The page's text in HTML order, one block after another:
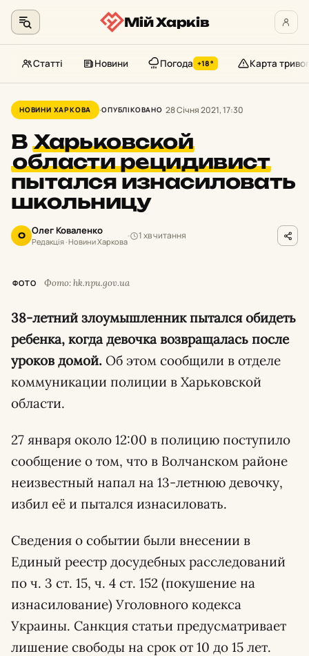
до
контенту
Мій Харків
Статті Новини Погода +18° Карта тривог
НОВИНИ ХАРКОВА ОПУБЛІКОВАНО 28 Січня 2021, 17:30
В Харьковской
области рецидивист
пытался изнасиловать
школьницу
О Олег Коваленко
Редакція · Новини Харкова
1 хв читання
ФОТО Фото: hk.npu.gov.ua
38-летний злоумышленник пытался обидеть
ребенка, когда девочка возвращалась после
уроков домой. Об этом сообщили в отделе
коммуникации полиции в Харьковской
области.
27 января около 12:00 в полицию поступило
сообщение о том, что в Волчанском районе
неизвестный напал на 13-летнюю девочку,
избил её и пытался изнасиловать.
Сведения о событии были внесении в
Единый реестр досудебных расследований
по ч. 3 ст. 15, ч. 4 ст. 152 (покушение на
изнасилование) Уголовного кодекса
Украины. Санкция статьи предусматривает
лишение свободы на срок от 10 до 15 лет.